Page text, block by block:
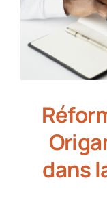
dans